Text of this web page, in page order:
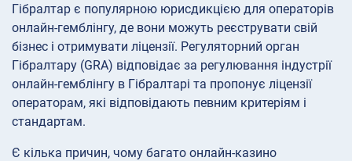
Гібралтар є популярною юрисдикцією для операторів
онлайн-гемблінгу, де вони можуть реєструвати свій
бізнес і отримувати ліцензії. Регуляторний орган
Гібралтару (GRA) відповідає за регулювання індустрії
онлайн-гемблінгу в Гібралтарі та пропонує ліцензії
операторам, які відповідають певним критеріям і
стандартам.
Є кілька причин, чому багато онлайн-казино